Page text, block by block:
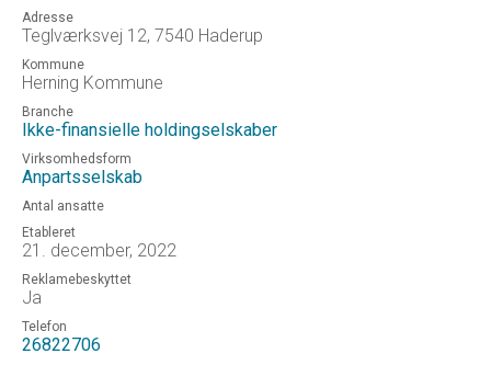
Adresse
Teglværksvej 12, 7540 Haderup
Kommune
Herning Kommune
Branche
Ikke-finansielle holdingselskaber
Virksomhedsform
Anpartsselskab
Antal ansatte
Etableret
21. december, 2022
Reklamebeskyttet
Ja
Telefon
26822706